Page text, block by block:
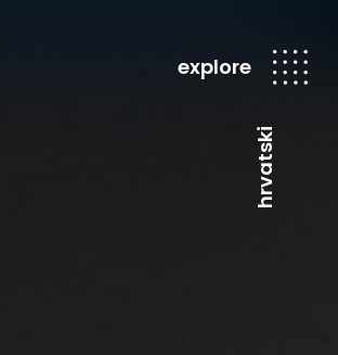
explore
hrvatski